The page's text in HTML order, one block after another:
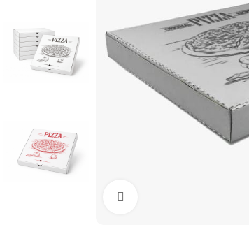
Folii decorative